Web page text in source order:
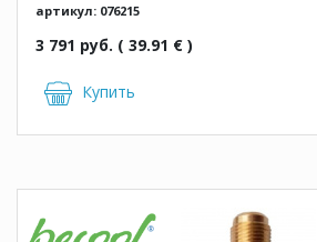
артикул: 076215
3 791 руб. ( 39.91 € )
Купить